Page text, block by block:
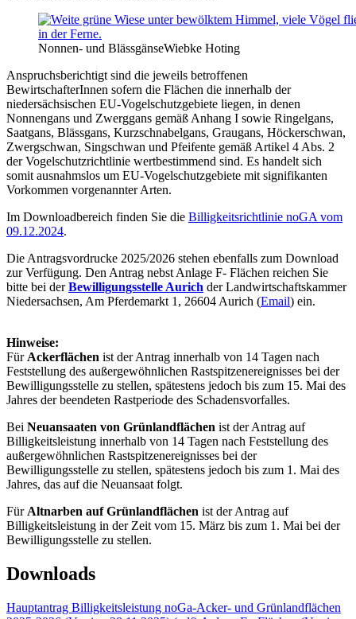
Nonnen- und BlässgänseWiebke Hoting
Anspruchsberichtigt sind die jeweils betroffenen
BewirtschafterInnen sofern die Flächen die innerhalb der
niedersächsischen EU-Vogelschutzgebiete liegen, in denen
Nonnengans und Zwerggans gemäß Anhang I sowie Ringelgans,
Saatgans, Blässgans, Kurzschnabelgans, Graugans, Höckerschwan,
Zwergschwan, Singschwan und Pfeifente gemäß Artikel 4 Abs. 2
der Vogelschutzrichtlinie wertbestimmend sind. Es handelt sich
somit ausnahmslos um EU-Vogelschutzgebiete mit signifikanten
Vorkommen vorgenannter Arten.
Im Downloadbereich finden Sie die Billigkeitsrichtlinie noGA vom
09.12.2024.
Die Antragsvordrucke 2025/2026 stehen ebenfalls zum Download
zur Verfügung. Den Antrag nebst Anlage F- Flächen reichen Sie
bitte bei derBewilligungsstelle Aurich der Landwirtschaftskammer
Niedersachsen, Am Pferdemarkt 1, 26604 Aurich (Email) ein.
Hinweise:
Für Ackerflächen ist der Antrag innerhalb von 14 Tagen nach
Feststellung des außergewöhnlichen Rastspitzenereignisses bei der
Bewilligungsstelle zu stellen, spätestens jedoch bis zum 15. Mai des
Jahres der beendeten Rastperiode des Schadensvorfalles.
Bei Neuansaaten von Grünlandflächen ist der Antrag auf
Billigkeitsleistung innerhalb von 14 Tagen nach Feststellung des
außergewöhnlichen Rastspitzenereignisses bei der
Bewilligungsstelle zu stellen, spätestens jedoch bis zum 1. Mai des
Jahres, das auf die Neuansaat folgt.
Für Altnarben auf Grünlandflächen ist der Antrag auf
Billigkeitsleistung in der Zeit vom 15. März bis zum 1. Mai bei der
Bewilligungsstelle zu stellen.
Downloads
Hauptantrag Billigkeitsleistung noGa-Acker- und Grünlandflächen